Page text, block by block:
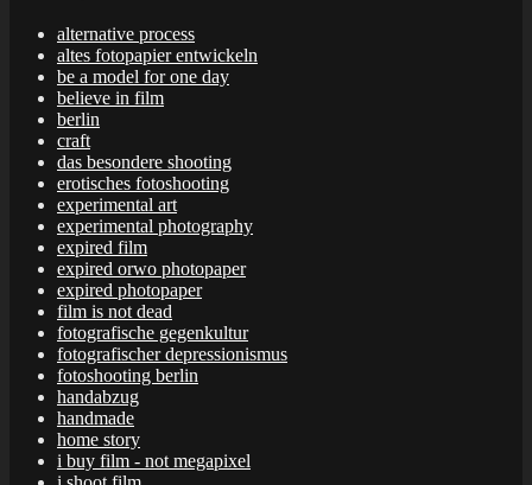
alternative process
altes fotopapier entwickeln
be a model for one day
believe in film
berlin
craft
das besondere shooting
erotisches fotoshooting
experimental art
experimental photography
expired film
expired orwo photopaper
expired photopaper
film is not dead
fotografische gegenkultur
fotografischer depressionismus
fotoshooting berlin
handabzug
handmade
home story
i buy film - not megapixel